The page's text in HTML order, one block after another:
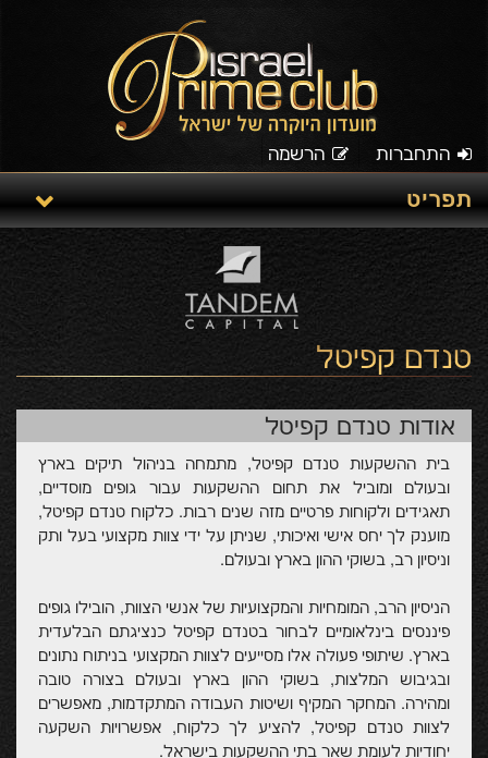
התחברות הרשמה
תפריט
טנדם קפיטל
אודות טנדם קפיטל
בית ההשקעות טנדם קפיטל, מתמחה בניהול תיקים בארץ
ובעולם ומוביל את תחום ההשקעות עבור גופים מוסדיים,
תאגידים ולקוחות פרטיים מזה שנים רבות. כלקוח טנדם קפיטל,
מוענק לך יחס אישי ואיכותי, שניתן על ידי צוות מקצועי בעל ותק
וניסיון רב, בשוקי ההון בארץ ובעולם.
הניסיון הרב, המומחיות והמקצועיות של אנשי הצוות, הובילו גופים
פיננסים בינלאומיים לבחור בטנדם קפיטל כנציגתם הבלעדית
בארץ. שיתופי פעולה אלו מסייעים לצוות המקצועי בניתוח נתונים
ובגיבוש המלצות, בשוקי ההון בארץ ובעולם בצורה טובה
ומהירה. המחקר המקיף ושיטות העבודה המתקדמות, מאפשרים
לצוות טנדם קפיטל, להציע לך כלקוח, אפשרויות השקעה
יחודיות לעומת שאר בתי ההשקעות בישראל.